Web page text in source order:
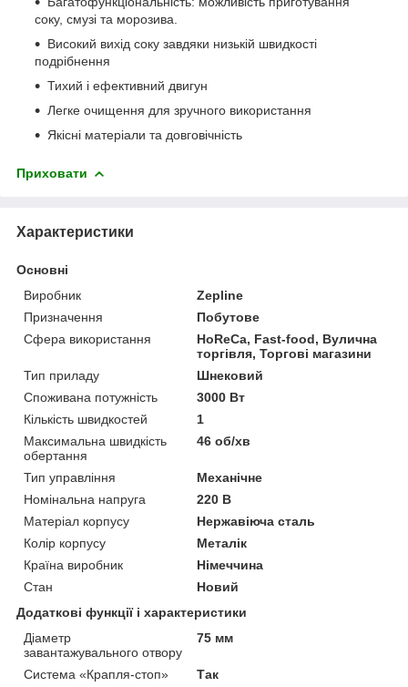
соку, смузі та морозива.
Високий вихід соку завдяки низькій швидкості
подрібнення
Тихий і ефективний двигун
Легке очищення для зручного використання
Якісні матеріали та довговічність
Приховати
Характеристики
Основні
Виробник
Zepline
Призначення
Побутове
Сфера використання
HoReCa, Fast-food, Вулична
торгівля, Торгові магазини
Тип приладу
Шнековий
Споживана потужність
3000 Вт
Кількість швидкостей
1
Максимальна швидкість
обертання
46 об/хв
Тип управління
Механічне
Номінальна напруга
220 В
Матеріал корпусу
Нержавіюча сталь
Колір корпусу
Металік
Країна виробник
Німеччина
Стан
Новий
Додаткові функції і характеристики
Діаметр
завантажувального отвору
75 мм
Система «Крапля-стоп»
Так